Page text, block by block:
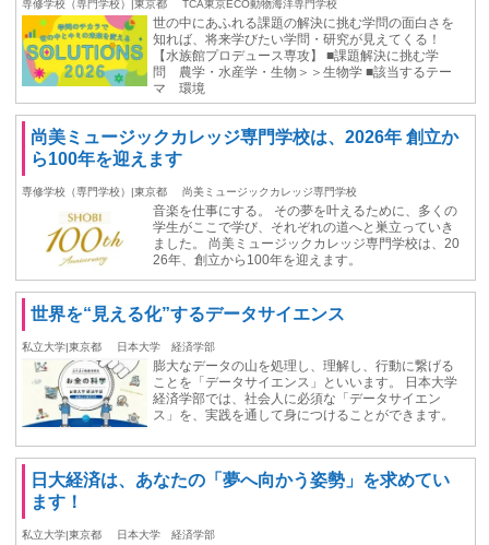
専修学校（専門学校）|東京都 TCA東京ECO動物海洋専門学校
世の中にあふれる課題の解決に挑む学問の面白さを
知れば、将来学びたい学問・研究が見えてくる！
【水族館プロデュース専攻】 ■課題解決に挑む学
問 農学・水産学・生物＞＞生物学 ■該当するテー
マ 環境
尚美ミュージックカレッジ専門学校は、2026年 創立か
ら100年を迎えます
専修学校（専門学校）|東京都 尚美ミュージックカレッジ専門学校
音楽を仕事にする。 その夢を叶えるために、多くの
学生がここで学び、それぞれの道へと巣立っていき
ました。 尚美ミュージックカレッジ専門学校は、20
26年、創立から100年を迎えます。
世界を“見える化”するデータサイエンス
私立大学|東京都 日本大学 経済学部
膨大なデータの山を処理し、理解し、行動に繋げる
ことを「データサイエンス」といいます。 日本大学
経済学部では、社会人に必須な「データサイエン
ス」を、実践を通して身につけることができます。
日大経済は、あなたの「夢へ向かう姿勢」を求めてい
ます！
私立大学|東京都 日本大学 経済学部